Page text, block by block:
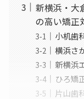
新横浜・大
の高い矯正
小机歯
横浜さ
新横浜
ひろ矯
片山歯